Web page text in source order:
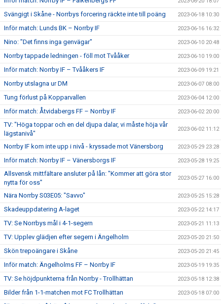
Svängigt i Skåne - Norrbys forcering räckte inte till poäng 2023-06-18 10:30
Inför match: Lunds BK – Norrby IF 2023-06-16 16:32
Nino: "Det finns inga genvägar" 2023-06-10 20:48
Norrby tappade ledningen - föll mot Tvååker 2023-06-10 19:00
Inför match: Norrby IF – Tvååkers IF 2023-06-09 19:21
Norrby utslagna ur DM 2023-06-07 08:00
Tung förlust på Kopparvallen 2023-06-04 12:00
Inför match: Åtvidabergs FF – Norrby IF 2023-06-02 20:00
TV: "Höga toppar och en del djupa dalar, vi måste höja vår
lägstanivå"
2023-06-02 11:12
Norrby IF kom inte upp i nivå - kryssade mot Vänersborg 2023-05-29 23:28
Inför match: Norrby IF – Vänersborgs IF 2023-05-28 19:25
Allsvensk mittfältare ansluter på lån: "Kommer att göra stor
nytta för oss"
2023-05-27 16:00
Nära Norrby S03E05: "Savvo" 2023-05-25 15:28
Skadeuppdatering A-laget 2023-05-22 14:17
TV: Se Norrbys mål i 4-1-segern 2023-05-21 11:13
TV: Upplev glädjen efter segern i Ängelholm 2023-05-20 21:50
Skön trepoängare i Skåne 2023-05-20 21:45
Inför match: Ängelholms FF – Norrby IF 2023-05-19 19:35
TV: Se höjdpunkterna från Norrby - Trollhättan 2023-05-18 12:38
Bilder från 1-1-matchen mot FC Trollhättan 2023-05-18 07:00